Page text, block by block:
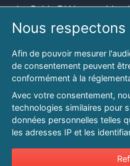
Le Guide D'Alger, guide-
NOS RÉSEAUX
Notre page Facebook
Notre page LinkedIn
Notre page Instagram
Notre page Twitter
Nous
Afin de pouvoir mesurer
de consentement peuvent
conformément à la
Avec votre consentement,
technologies similaires pour
données personnelles telles
les adresses IP et les
sur l'intérêt légitime à tout